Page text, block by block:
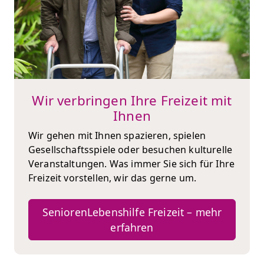
Wir verbringen Ihre Freizeit mit
Ihnen
Wir gehen mit Ihnen spazieren, spielen
Gesellschaftsspiele oder besuchen kulturelle
Veranstaltungen. Was immer Sie sich für Ihre
Freizeit vorstellen, wir das gerne um.
SeniorenLebenshilfe Freizeit – mehr
erfahren